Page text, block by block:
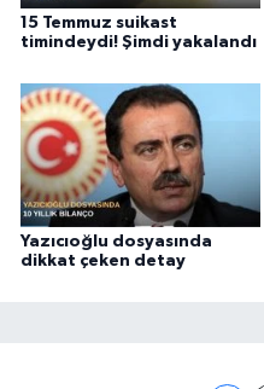
15 Temmuz suikast
timindeydi! Şimdi yakalandı
Yazıcıoğlu dosyasında
dikkat çeken detay